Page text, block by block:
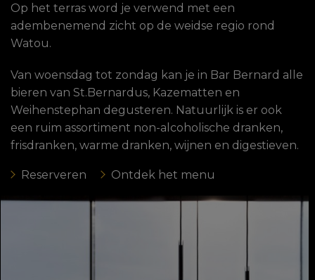
Op het terras word je verwend met een
adembenemend zicht op de weidse regio rond
Watou.
Van woensdag tot zondag kan je in Bar Bernard alle
bieren van St.Bernardus, Kazematten en
Weihenstephan degusteren. Natuurlijk is er ook
een ruim assortiment non-alcoholische dranken,
frisdranken, warme dranken, wijnen en digestieven.
Reserveren Ontdek het menu